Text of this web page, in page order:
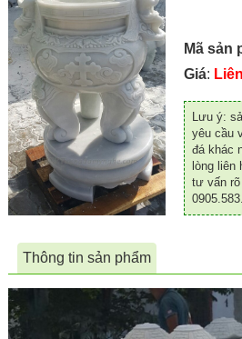
Mã sản
Giá:
Lưu ý:
yêu cầu
đá khác
lòng
tư vấn
Thông tin sản phẩm